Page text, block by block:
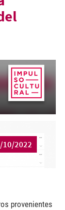
10/2022
provenientes